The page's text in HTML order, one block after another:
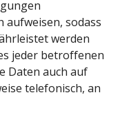
aufweisen, sodass
werden
jeder betroffenen
Daten auch auf
telefonisch, an